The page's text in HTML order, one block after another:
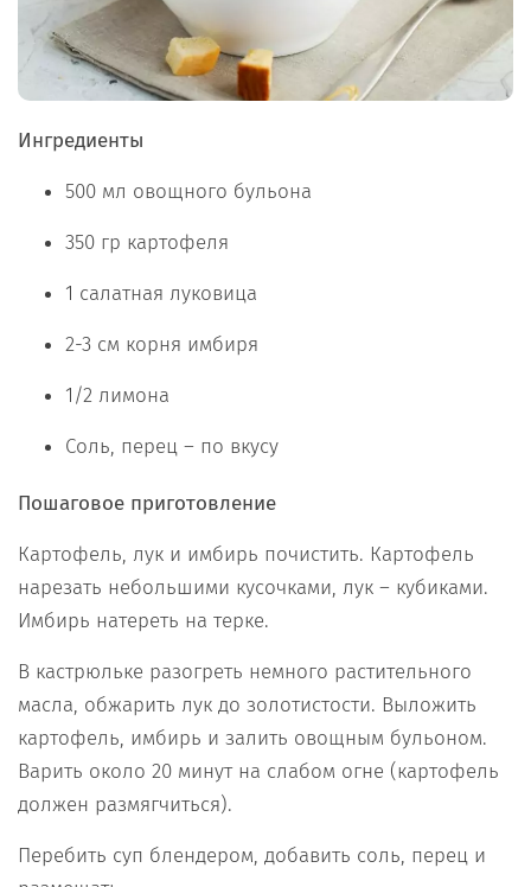
Ингредиенты
500 мл овощного бульона
350 гр картофеля
1 салатная луковица
2-3 см корня имбиря
1/2 лимона
Соль, перец – по вкусу
Пошаговое приготовление
Картофель, лук и имбирь почистить. Картофель
нарезать небольшими кусочками, лук – кубиками.
Имбирь натереть на терке.
В кастрюльке разогреть немного растительного
масла, обжарить лук до золотистости. Выложить
картофель, имбирь и залить овощным бульоном.
Варить около 20 минут на слабом огне (картофель
должен размягчиться).
Перебить суп блендером, добавить соль, перец и